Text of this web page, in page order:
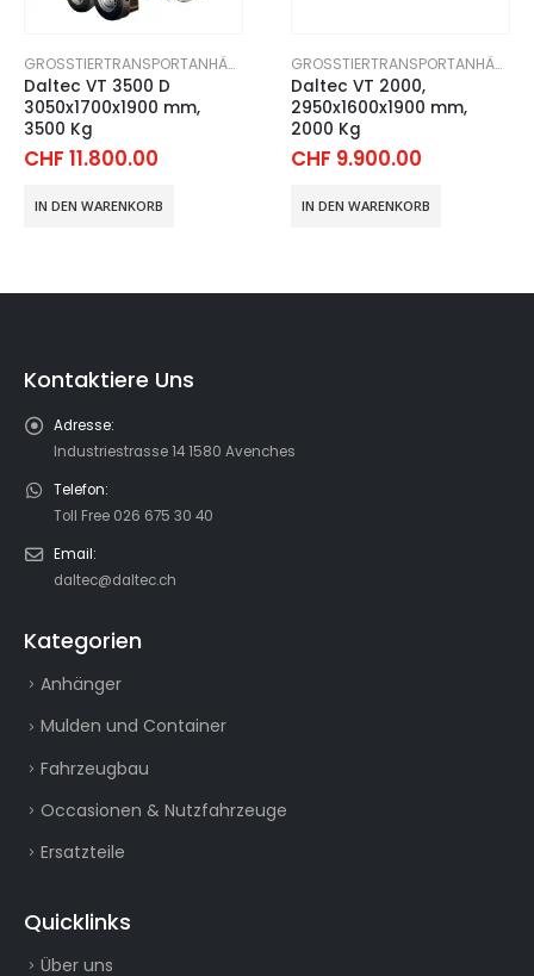
TIERTRANSPORT-ANHÄNGER GROSSTIERTRANSPORTANHÄNGER TIERTRANSPORT-ANHÄNGER
Daltec VT 3500 D
3050x1700x1900 mm,
3500 Kg
CHF 11.800.00
IN DEN WARENKORB
GROSSTIERTRANSPORTANHÄNGER
Daltec VT 2000,
2950x1600x1900 mm,
2000 Kg
CHF 9.900.00
IN DEN WARENKORB
Kontaktiere Uns
Adresse:
Industriestrasse 14 1580 Avenches
Telefon:
Toll Free 026 675 30 40
Email:
daltec@daltec.ch
Kategorien
Anhänger
Mulden und Container
Fahrzeugbau
Occasionen & Nutzfahrzeuge
Ersatzteile
Quicklinks
Über uns